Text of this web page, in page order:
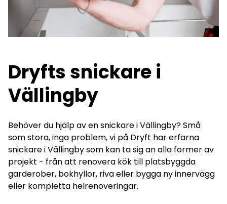
Dryfts snickare i
Vällingby
Behöver du hjälp av en snickare i Vällingby? Små
som stora, inga problem, vi på Dryft har erfarna
snickare i Vällingby som kan ta sig an alla former av
projekt - från att renovera kök till platsbyggda
garderober, bokhyllor, riva eller bygga ny innervägg
eller kompletta helrenoveringar.